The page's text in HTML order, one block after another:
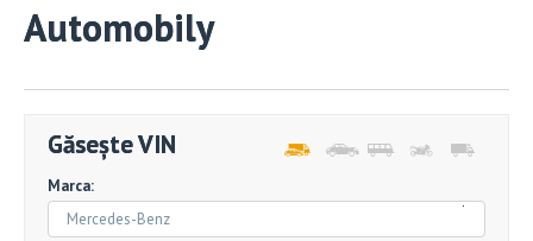
Automobily
Găsește VIN
Marca:
Mercedes-Benz